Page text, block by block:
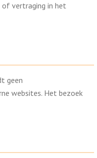
of vertraging in het
geen
websites. Het bezoek